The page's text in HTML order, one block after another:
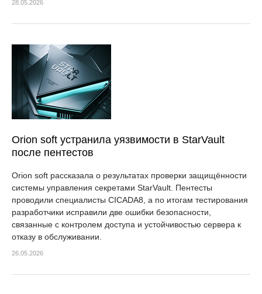
28.05.2026
Orion soft устранила уязвимости в StarVault
после пентестов
Orion soft рассказала о результатах проверки защищённости
системы управления секретами StarVault. Пентесты
проводили специалисты CICADA8, а по итогам тестирования
разработчики исправили две ошибки безопасности,
связанные с контролем доступа и устойчивостью сервера к
отказу в обслуживании.
26.05.2026